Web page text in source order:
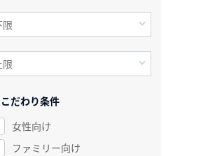
こだわり条件
女性向け
ファミリー向け